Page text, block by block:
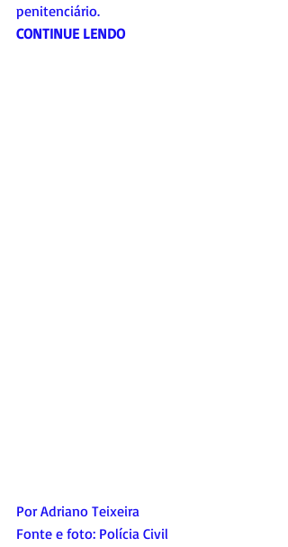
penitenciário.
CONTINUE LENDO
Por Adriano Teixeira
Fonte e foto: Polícia Civil